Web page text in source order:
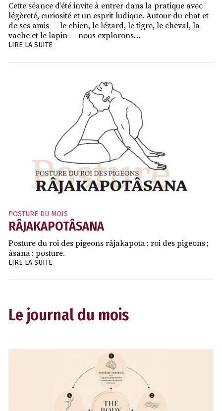
Cette séance d’été invite à entrer dans la pratique avec
légèreté, curiosité et un esprit ludique. Autour du chat et
de ses amis — le chien, le lézard, le tigre, le cheval, la
vache et le lapin — nous explorons…
LIRE LA SUITE
POSTURE DU MOIS
RÂJAKAPOTÂSANA
Posture du roi des pigeons râjakapota : roi des pigeons ;
âsana : posture.
LIRE LA SUITE
Le journal du mois